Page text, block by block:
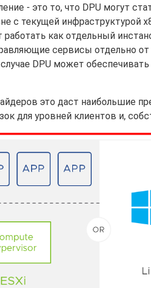
- это то, что DPU могут
с текущей инфраструктурой
работать как отдельный
сервисы отдельно
DPU может
это даст наибольшие
для уровней клиентов и,